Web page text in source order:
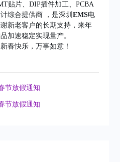
贴片、DIP插件加工、PCBA
综合提供商 ，是深圳EMS电
新老客户的长期支持，来年
加速稳定实现量产。
春快乐，万事如意！
节放假通知
节放假通知